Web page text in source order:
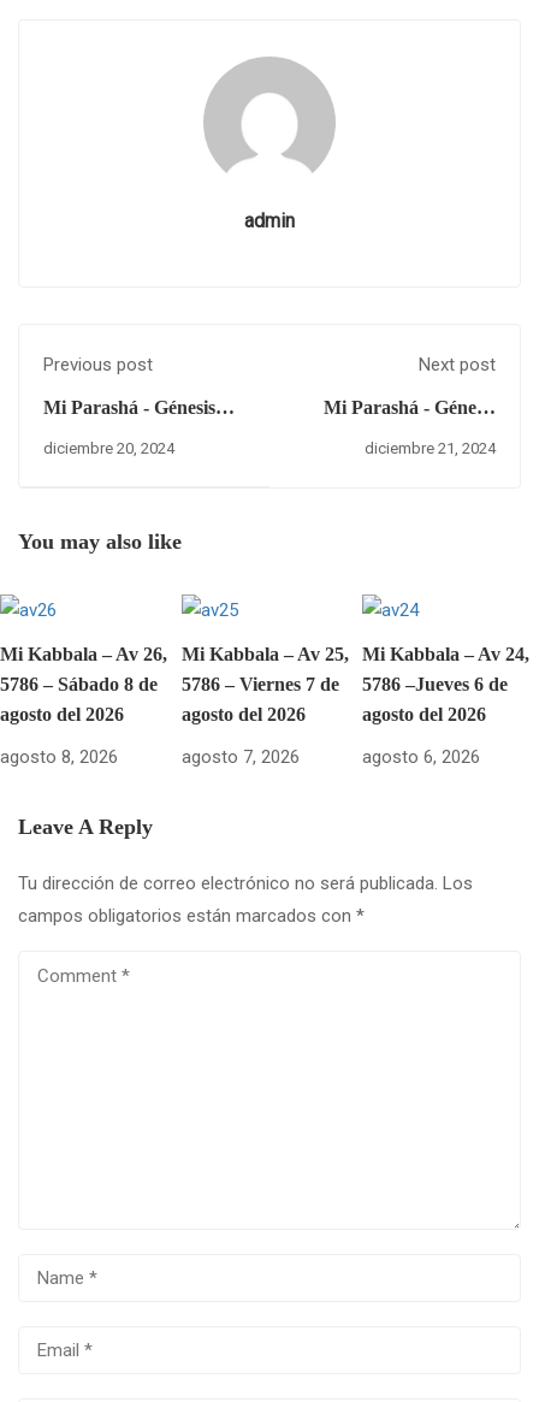
admin
Previous post
Mi Parashá - Génesis
5:10
diciembre 20, 2024
Next post
Mi Parashá - Génesis
diciembre 21, 2024
You may also like
Mi Kabbala – Av 26,
5786 – Sábado 8 de
agosto del 2026
agosto 8, 2026
Mi Kabbala – Av 25,
5786 – Viernes 7 de
agosto del 2026
agosto 7, 2026
Mi Kabbala – Av 24,
5786 –Jueves 6 de
agosto del 2026
agosto 6, 2026
Leave A Reply
Tu dirección de correo electrónico no será publicada. Los
campos obligatorios están marcados con *